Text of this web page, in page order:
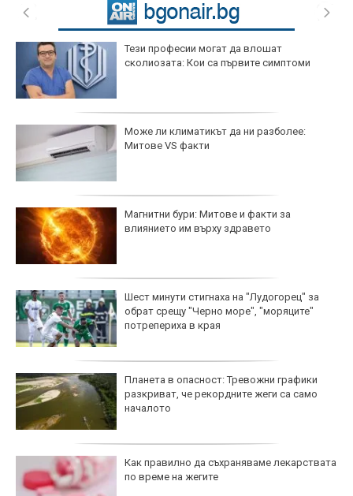
Тези професии могат да влошат
сколиозата: Кои са първите симптоми
Може ли климатикът да ни разболее:
Митове VS факти
Магнитни бури: Митове и факти за
влиянието им върху здравето
Шест минути стигнаха на "Лудогорец" за
обрат срещу "Черно море", "моряците"
потрепериха в края
Планета в опасност: Тревожни графики
разкриват, че рекордните жеги са само
началото
Как правилно да съхраняваме лекарствата
по време на жегите